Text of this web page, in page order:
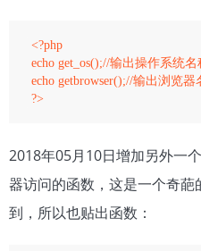
<?php
echo get_os();//输出操作系统名
echo getbrowser();//输出浏览器
2018年05月10日增加另外一
器访问的函数，这是一个奇
到，所以也贴出函数：